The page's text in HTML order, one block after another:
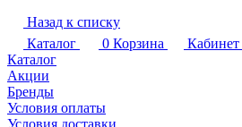
Назад к списку
Каталог
0 Корзина Кабинет
Каталог
Акции
Бренды
Условия оплаты
Условия доставки